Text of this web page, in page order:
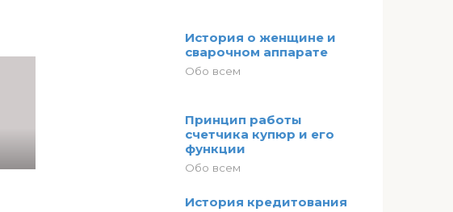
История о женщине и
сварочном аппарате
Обо всем
Принцип работы
счетчика купюр и его
функции
Обо всем
История кредитования